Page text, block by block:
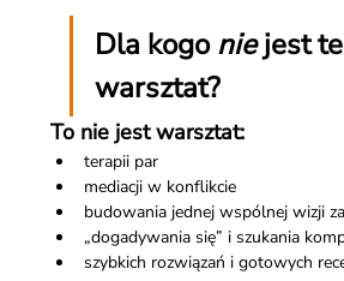
Dla kogo nie jest
warsztat?
To nie jest warsztat:
terapii par
mediacji w konflikcie
budowania jednej wspólnej wizji
„dogadywania się” i szukania
szybkich rozwiązań i gotowych